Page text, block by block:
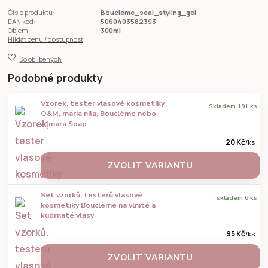
Číslo produktu:
Boucleme_seal_styling_gel
EAN kód:
5060403582393
Objem:
300ml
Hlídat cenu / dostupnost
Do oblíbených
Podobné produkty
Vzorek, tester vlasové kosmetiky
O&M, maria nila, Bouclème nebo
Almara Soap
20 Kč/ks
Skladem 191 ks
ZVOLIT VARIANTU
Set vzorků, testerů vlasové
kosmetiky Bouclème na vlnité a
kudrnaté vlasy
95 Kč/ks
skladem 6 ks
ZVOLIT VARIANTU